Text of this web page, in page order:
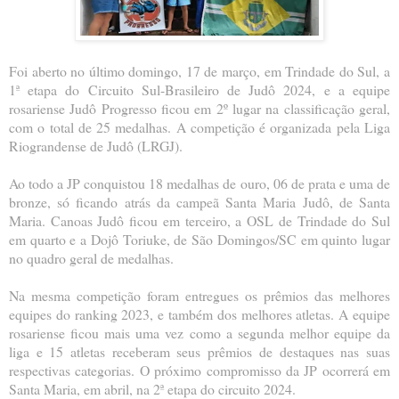
Foi aberto no último domingo, 17 de março, em Trindade do Sul, a
1ª etapa do Circuito Sul-Brasileiro de Judô 2024, e a equipe
rosariense Judô Progresso ficou em 2º lugar na classificação geral,
com o total de 25 medalhas. A competição é organizada pela Liga
Riograndense de Judô (LRGJ).
Ao todo a JP conquistou 18 medalhas de ouro, 06 de prata e uma de
bronze, só ficando atrás da campeã Santa Maria Judô, de Santa
Maria. Canoas Judô ficou em terceiro, a OSL de Trindade do Sul
em quarto e a Dojô Toriuke, de São Domingos/SC em quinto lugar
no quadro geral de medalhas.
Na mesma competição foram entregues os prêmios das melhores
equipes do ranking 2023, e também dos melhores atletas. A equipe
rosariense ficou mais uma vez como a segunda melhor equipe da
liga e 15 atletas receberam seus prêmios de destaques nas suas
respectivas categorias. O próximo compromisso da JP ocorrerá em
Santa Maria, em abril, na 2ª etapa do circuito 2024.